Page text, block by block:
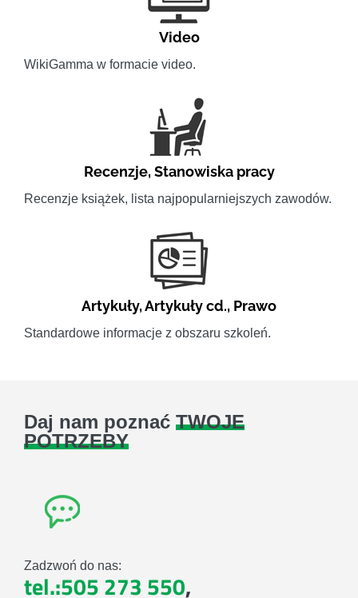
Video
WikiGamma w formacie video.
Recenzje,Stanowiska pracy
Recenzje książek, lista najpopularniejszych zawodów.
Artykuły,Artykuły cd., Prawo
Standardowe informacje z obszaru szkoleń.
Daj nam poznać TWOJE
POTRZEBY
Zadzwoń do nas:
tel.:505 273 550,